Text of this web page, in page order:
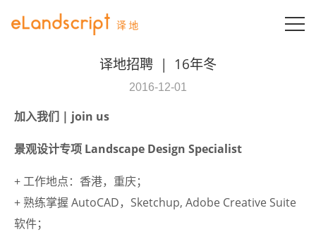
译地招聘 | 16年冬
2016-12-01
加入我们 | join us
景观设计专项 Landscape Design Specialist
+ 工作地点：香港， 重庆；
+ 熟练掌握 AutoCAD，Sketchup, Adobe Creative Suite
软件；